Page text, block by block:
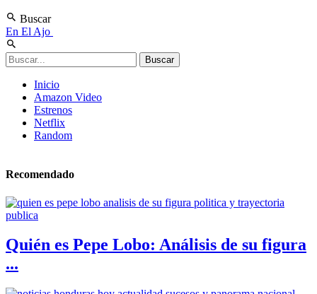
Buscar
En El Ajo
Inicio
Amazon Video
Estrenos
Netflix
Random
Recomendado
Quién es Pepe Lobo: Análisis de su figura
...